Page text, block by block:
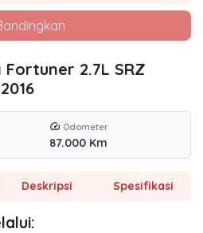
2.7L SRZ
Odometer
87.000 Km
Deskripsi Spesifikasi